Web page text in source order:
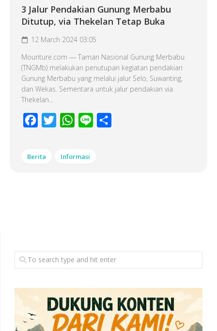
3 Jalur Pendakian Gunung Merbabu
Ditutup, via Thekelan Tetap Buka
12 March 2024 03:05
Mounture.com — Taman Nasional Gunung Merbabu
(TNGMb) melakukan penutupan kegiatan pendakian
Gunung Merbabu yang melalui jalur Selo, Suwanting,
dan Wekas. Sementara untuk jalur pendakian via
Thekelan...
Facebook
Twitter WhatsApp
Line
Berita Informasi